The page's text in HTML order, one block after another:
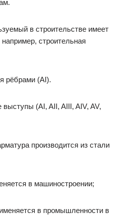
в строительстве имеет
строительная
рёбрами (АI).
(АI, AII, AIII, AIV, AV,
производится из стали
в машиностроении;
в промышленности в